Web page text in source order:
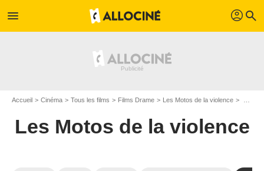
menu profil search
Accueil Cinéma Tous les films Films Drame Les Motos de la violence
Les Motos de la violence